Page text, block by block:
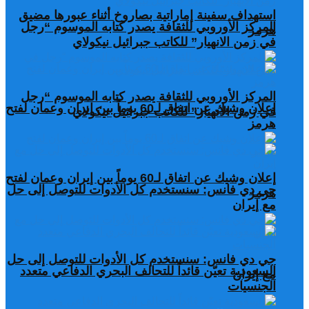
المركز الأوروبي للثقافة يصدر كتابه الموسوم “رجل
في زمن الانهيار” للكاتب جبرائيل نيكولاي
إعلان وشيك عن اتفاق لـ60 يوماً بين إيران وعمان لفتح
هرمز
جي دي فانس: سنستخدم كل الأدوات للتوصل إلى حل
مع إيران
السعودية تعيّن قائداً للتحالف البحري الدفاعي متعدد
الجنسيات
استهداف سفينة إماراتية بصاروخ أثناء عبورها مضيق
هرمز
المركز الأوروبي للثقافة يصدر كتابه الموسوم “رجل
في زمن الانهيار” للكاتب جبرائيل نيكولاي
إعلان وشيك عن اتفاق لـ60 يوماً بين إيران وعمان لفتح
هرمز
جي دي فانس: سنستخدم كل الأدوات للتوصل إلى حل
مع إيران